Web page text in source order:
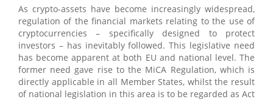
As crypto-assets have become increasingly widespread,
regulation of the financial markets relating to the use of
cryptocurrencies – specifically designed to protect
investors – has inevitably followed. This legislative need
has become apparent at both EU and national level. The
former need gave rise to the MiCA Regulation, which is
directly applicable in all Member States, whilst the result
of national legislation in this area is to be regarded as Act